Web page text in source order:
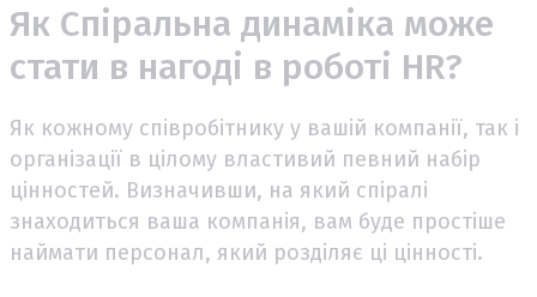
Як Спіральна динаміка може
стати в нагоді в роботі HR?
Як кожному співробітнику у вашій компанії, так і
організації в цілому властивий певний набір
цінностей. Визначивши, на який спіралі
знаходиться ваша компанія, вам буде простіше
наймати персонал, який розділяє ці цінності.